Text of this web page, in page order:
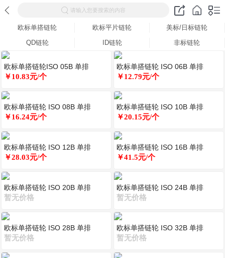
请输入您要搜索的内容
欧标单搭链轮 欧标平片链轮
美标/日标链轮
QD链轮
ID链轮 非标链轮
欧标单搭链轮ISO 05B 单排
￥10.83元/个
欧标单搭链轮 ISO 08B 单排
￥16.24元/个
欧标单搭链轮 ISO 12B 单排
￥28.03元/个
欧标单搭链轮 ISO 20B 单排
暂无价格
欧标单搭链轮 ISO 28B 单排
暂无价格
欧标单搭链轮 ISO 06B 单排
￥12.79元/个
欧标单搭链轮 ISO 10B 单排
￥20.15元/个
欧标单搭链轮 ISO 16B 单排
￥41.5元/个
欧标单搭链轮 ISO 24B 单排
暂无价格
欧标单搭链轮 ISO 32B 单排
暂无价格